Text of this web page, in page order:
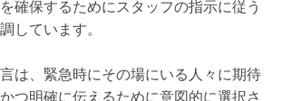
確保するためにスタッフの指示に従う
しています。
は、緊急時にその場にいる人々に期待
つ明確に伝えるために意図的に選択さ